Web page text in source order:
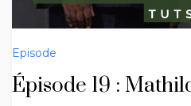
Episode
Épisode 19 :